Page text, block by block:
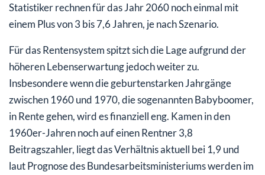
Statistiker rechnen für das Jahr 2060 noch einmal mit
einem Plus von 3 bis 7,6 Jahren, je nach Szenario.
Für das Rentensystem spitzt sich die Lage aufgrund der
höheren Lebenserwartung jedoch weiter zu.
Insbesondere wenn die geburtenstarken Jahrgänge
zwischen 1960 und 1970, die sogenannten Babyboomer,
in Rente gehen, wird es finanziell eng. Kamen in den
1960er-Jahren noch auf einen Rentner 3,8
Beitragszahler, liegt das Verhältnis aktuell bei 1,9 und
laut Prognose des Bundesarbeitsministeriums werden im